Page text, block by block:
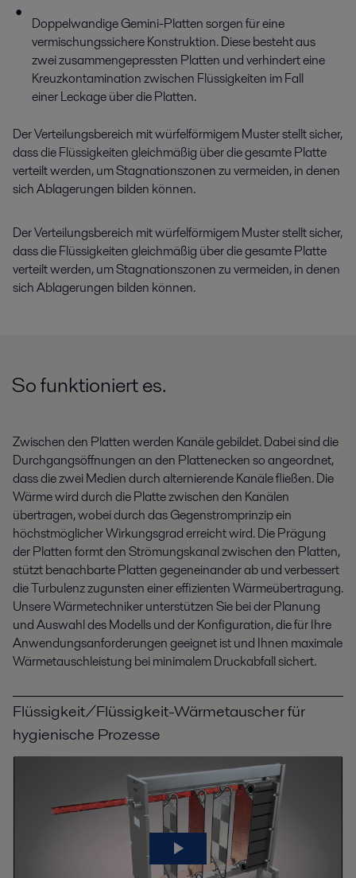
Doppelwandige Gemini-Platten sorgen für eine
vermischungssichere Konstruktion. Diese besteht aus
zwei zusammengepressten Platten und verhindert eine
Kreuzkontamination zwischen Flüssigkeiten im Fall
einer Leckage über die Platten.
Der Verteilungsbereich mit würfelförmigem Muster stellt sicher,
dass die Flüssigkeiten gleichmäßig über die gesamte Platte
verteilt werden, um Stagnationszonen zu vermeiden, in denen
sich Ablagerungen bilden können.
Der Verteilungsbereich mit würfelförmigem Muster stellt sicher,
dass die Flüssigkeiten gleichmäßig über die gesamte Platte
verteilt werden, um Stagnationszonen zu vermeiden, in denen
sich Ablagerungen bilden können.
So funktioniert es.
Zwischen den Platten werden Kanäle gebildet. Dabei sind die
Durchgangsöffnungen an den Plattenecken so angeordnet,
dass die zwei Medien durch alternierende Kanäle fließen. Die
Wärme wird durch die Platte zwischen den Kanälen
übertragen, wobei durch das Gegenstromprinzip ein
höchstmöglicher Wirkungsgrad erreicht wird. Die Prägung
der Platten formt den Strömungskanal zwischen den Platten,
stützt benachbarte Platten gegeneinander ab und verbessert
die Turbulenz zugunsten einer effizienten Wärmeübertragung.
Unsere Wärmetechniker unterstützen Sie bei der Planung
und Auswahl des Modells und der Konfiguration, die für Ihre
Anwendungsanforderungen geeignet ist und Ihnen maximale
Wärmetauschleistung bei minimalem Druckabfall sichert.
Flüssigkeit/Flüssigkeit-Wärmetauscher für
hygienische Prozesse